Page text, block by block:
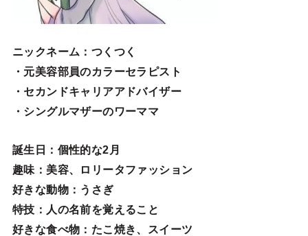
ニックネーム ：つくつく
・元美容部員のカラーセラピスト
・セカンドキャリアアドバイザー
・シングルマザーのワーママ
誕生日 ：個性的な2月
趣味 ：美容、ロリータファッション
好きな動物：うさぎ
特技 ：人の名前を覚えること
好きな食べ物 ：たこ焼き、スイーツ